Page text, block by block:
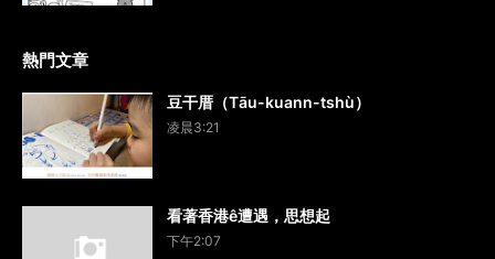
熱門文章
豆干厝（Tāu-kuann-tshù）
凌晨3:21
看著香港ê遭遇，思想起
下午2:07